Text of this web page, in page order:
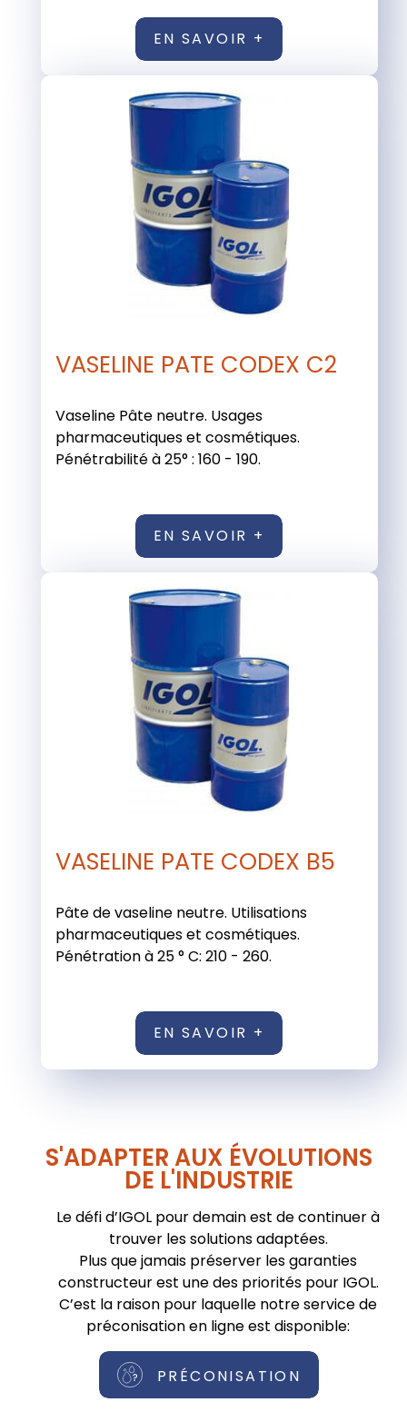
EN SAVOIR +
VASELINE PATE CODEX C2
Vaseline Pâte neutre. Usages
pharmaceutiques et cosmétiques.
Pénétrabilité à 25° : 160 - 190.
EN SAVOIR +
VASELINE PATE CODEX B5
Pâte de vaseline neutre. Utilisations
pharmaceutiques et cosmétiques.
Pénétration à 25 ° C: 210 - 260.
EN SAVOIR +
S'ADAPTER AUX ÉVOLUTIONS
DE L'INDUSTRIE
Le défi d’IGOL pour demain est de continuer à
trouver les solutions adaptées.
Plus que jamais préserver les garanties
constructeur est une des priorités pour IGOL.
C’est la raison pour laquelle notre service de
préconisation en ligne est disponible:
PRÉCONISATION